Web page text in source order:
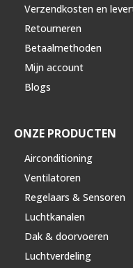
Verzendkosten en
Retourneren
Betaalmethoden
Mijn account
Blogs
ONZE PRODUCTEN
Airconditioning
Ventilatoren
Regelaars & Sensoren
Luchtkanalen
Dak & doorvoeren
Luchtverdeling